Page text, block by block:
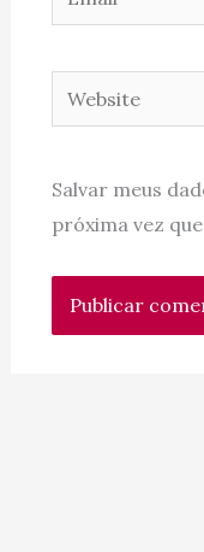
Website
Salvar meus
próxima vez